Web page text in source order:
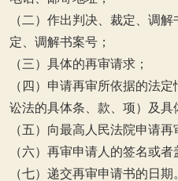
（二）作出判决、裁定、调
定、调解书案号；
（三）具体的再审请求；
（四）申请再审所依据的法
讼法的具体条、款、项）及具
（五）向最高人民法院申请再
（六）再审申请人的签名或者
（七）递交再审申请书的日期